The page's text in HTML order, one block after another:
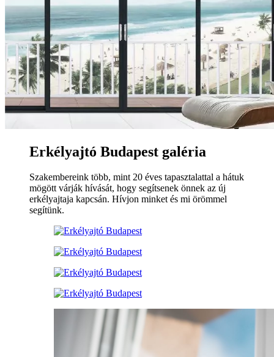
Erkélyajtó Budapest galéria
Szakembereink több, mint 20 éves tapasztalattal a hátuk
mögött várják hívását, hogy segítsenek önnek az új
erkélyajtaja kapcsán. Hívjon minket és mi örömmel
segítünk.